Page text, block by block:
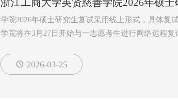
浙江工商大学英贤慈善学院2026年硕
学院2026年硕士研究生复试采用线上形式，具体复
学院将在3月27日开始与一志愿考生进行网络远程复
2026-03-25